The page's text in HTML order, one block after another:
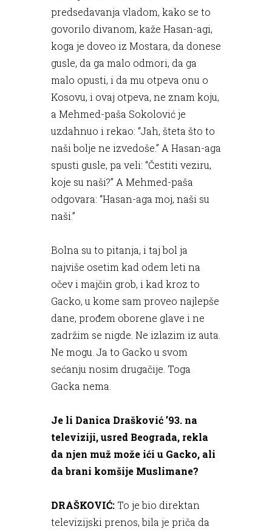
predsedavanja vladom, kako se to
govorilo divanom, kaže Hasan-agi,
koga je doveo iz Mostara, da donese
gusle, da ga malo odmori, da ga
malo opusti, i da mu otpeva onu o
Kosovu, i ovaj otpeva, ne znam koju,
a Mehmed-paša Sokolović je
uzdahnuo i rekao: “Jah, šteta što to
naši bolje ne izvedoše.” A Hasan-aga
spusti gusle, pa veli: “Čestiti veziru,
koje su naši?” A Mehmed-paša
odgovara: “Hasan-aga moj, naši su
naši.”
Bolna su to pitanja, i taj bol ja
najviše osetim kad odem leti na
očev i majčin grob, i kad kroz to
Gacko, u kome sam proveo najlepše
dane, prođem oborene glave i ne
zadržim se nigde. Ne izlazim iz auta.
Ne mogu. Ja to Gacko u svom
sećanju nosim drugačije. Toga
Gacka nema.
Je li Danica Drašković ’93. na
televiziji, usred Beograda, rekla
da njen muž može ići u Gacko, ali
da brani komšije Muslimane?
DRAŠKOVIĆ: To je bio direktan
televizijski prenos, bila je priča da